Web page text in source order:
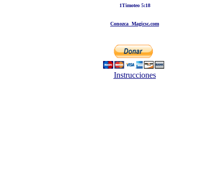
1Timoteo 5:18
Conozca Magicsc.com
Instrucciones